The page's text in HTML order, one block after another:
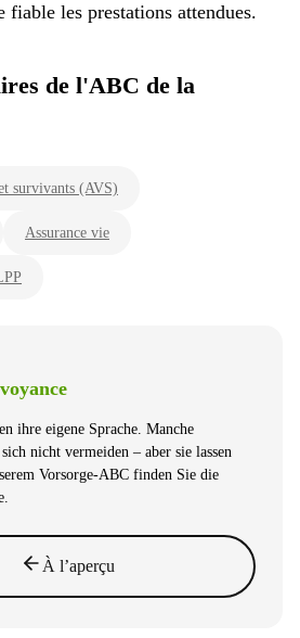
fiable les prestations attendues.
de l'ABC de la
survivants (AVS)
Assurance vie
ihre eigene Sprache. Manche
nicht vermeiden – aber sie lassen
Vorsorge-ABC finden Sie die
À l’aperçu